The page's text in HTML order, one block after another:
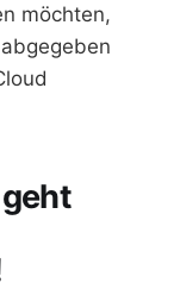
möchten,